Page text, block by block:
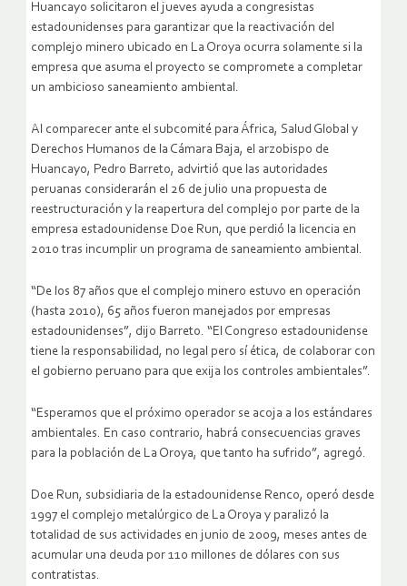
Huancayo solicitaron el jueves ayuda a congresistas
estadounidenses para garantizar que la reactivación del
complejo minero ubicado en La Oroya ocurra solamente si la
empresa que asuma el proyecto se compromete a completar
un ambicioso saneamiento ambiental.
Al comparecer ante el subcomité para África, Salud Global y
Derechos Humanos de la Cámara Baja, el arzobispo de
Huancayo, Pedro Barreto, advirtió que las autoridades
peruanas considerarán el 26 de julio una propuesta de
reestructuración y la reapertura del complejo por parte de la
empresa estadounidense Doe Run, que perdió la licencia en
2010 tras incumplir un programa de saneamiento ambiental.
“De los 87 años que el complejo minero estuvo en operación
(hasta 2010), 65 años fueron manejados por empresas
estadounidenses”, dijo Barreto. “El Congreso estadounidense
tiene la responsabilidad, no legal pero sí ética, de colaborar con
el gobierno peruano para que exija los controles ambientales”.
“Esperamos que el próximo operador se acoja a los estándares
ambientales. En caso contrario, habrá consecuencias graves
para la población de La Oroya, que tanto ha sufrido”, agregó.
Doe Run, subsidiaria de la estadounidense Renco, operó desde
1997 el complejo metalúrgico de La Oroya y paralizó la
totalidad de sus actividades en junio de 2009, meses antes de
acumular una deuda por 110 millones de dólares con sus
contratistas.